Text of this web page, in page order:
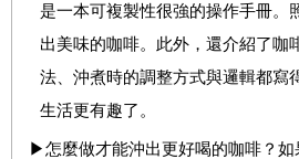
是一本可複製性很強的操作手冊。
出美味的咖啡。此外，還介紹了咖
法、沖煮時的調整方式與邏輯都寫
生活更有趣了。
▶怎麼做才能沖出更好喝的咖啡？如